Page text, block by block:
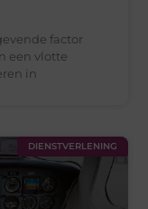
factor
een vlotte
in
DIENSTVERLENING